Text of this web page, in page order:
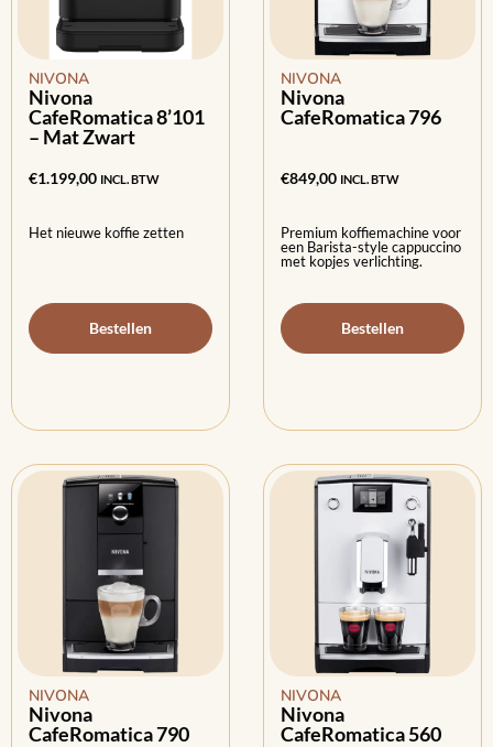
NIVONA
Nivona
CafeRomatica 8’101
– Mat Zwart
€1.199,00 INCL. BTW
Het nieuwe koffie zetten
Bestellen
NIVONA
Nivona
CafeRomatica 796
€849,00 INCL. BTW
Premium koffiemachine voor
een Barista-style cappuccino
met kopjes verlichting.
Bestellen
NIVONA
Nivona
CafeRomatica 790
NIVONA
Nivona
CafeRomatica 560